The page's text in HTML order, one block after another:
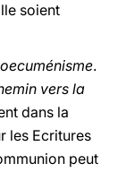
soient
oecuménisme.
vers la
dans la
les Ecritures
peut